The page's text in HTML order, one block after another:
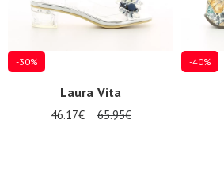
-30%
Laura Vita
46.17€ 65.95€
-40%